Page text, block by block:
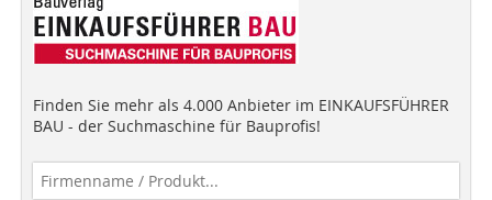
Finden Sie mehr als 4.000 Anbieter im EINKAUFSFÜHRER
BAU - der Suchmaschine für Bauprofis!